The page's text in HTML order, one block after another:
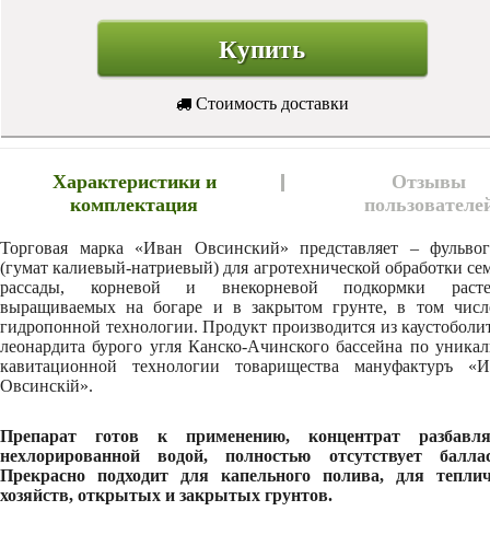
Купить
Стоимость доставки
Характеристики и
комплектация
Отзывы
Торговая марка «Иван Овсинский» представляет –
(гумат калиевый-натриевый) для агротехнической обработки
рассады, корневой и внекорневой подкормки
выращиваемых на богаре и в закрытом грунте, в том
гидропонной технологии. Продукт производится из
леонардита бурого угля Канско-Ачинского бассейна по
кавитационной технологии товарищества мануфактуръ
Овсинскiй».
Препарат готов к применению, концентрат
нехлорированной водой, полностью отсутствует
Прекрасно подходит для капельного полива, для
хозяйств, открытых и закрытых грунтов.